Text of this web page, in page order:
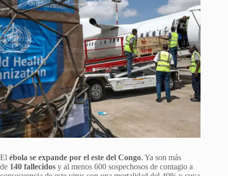
El ébola se expande por el este del Congo. Ya son más
de 140 fallecidos y al menos 600 sospechosos de contagio a